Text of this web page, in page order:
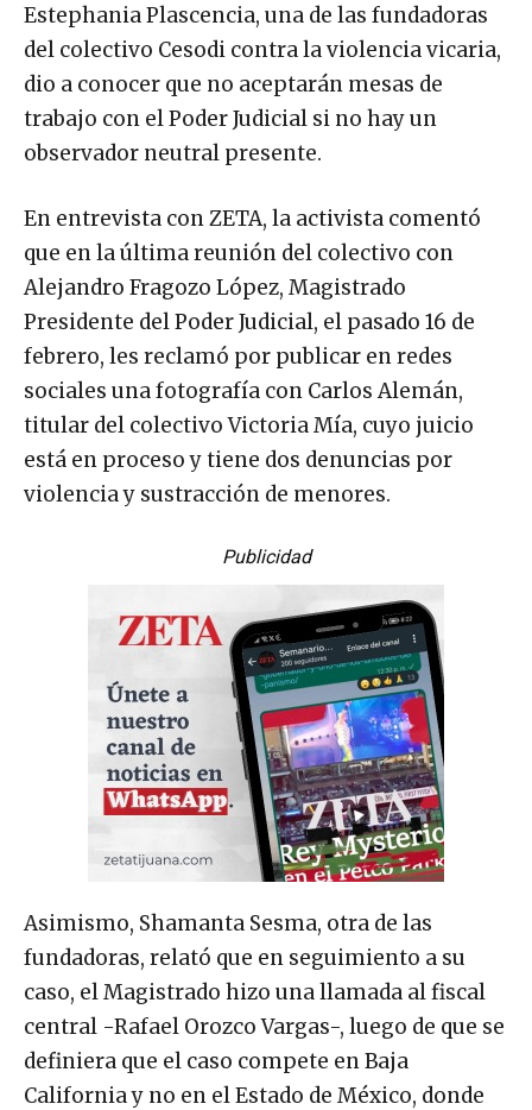
Estephania Plascencia, una de las fundadoras
del colectivo Cesodi contra la violencia vicaria,
dio a conocer que no aceptarán mesas de
trabajo con el Poder Judicial si no hay un
observador neutral presente.
En entrevista con ZETA, la activista comentó
que en la última reunión del colectivo con
Alejandro Fragozo López, Magistrado
Presidente del Poder Judicial, el pasado 16 de
febrero, les reclamó por publicar en redes
sociales una fotografía con Carlos Alemán,
titular del colectivo Victoria Mía, cuyo juicio
está en proceso y tiene dos denuncias por
violencia y sustracción de menores.
Publicidad
Asimismo, Shamanta Sesma, otra de las
fundadoras, relató que en seguimiento a su
caso, el Magistrado hizo una llamada al fiscal
central -Rafael Orozco Vargas-, luego de que se
definiera que el caso compete en Baja
California y no en el Estado de México, donde